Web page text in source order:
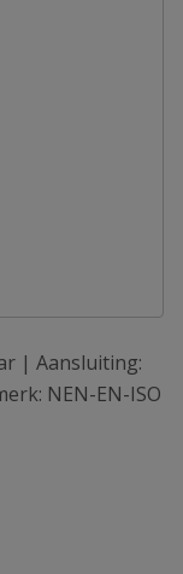
| Aansluiting:
NEN-EN-ISO